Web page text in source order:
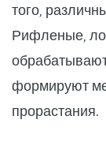
того,
Рифленые,
формируют
прорастания.